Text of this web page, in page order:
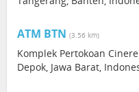
ATM BTN (3.56 km)
Komplek Pertokoan
Depok, Jawa Barat,